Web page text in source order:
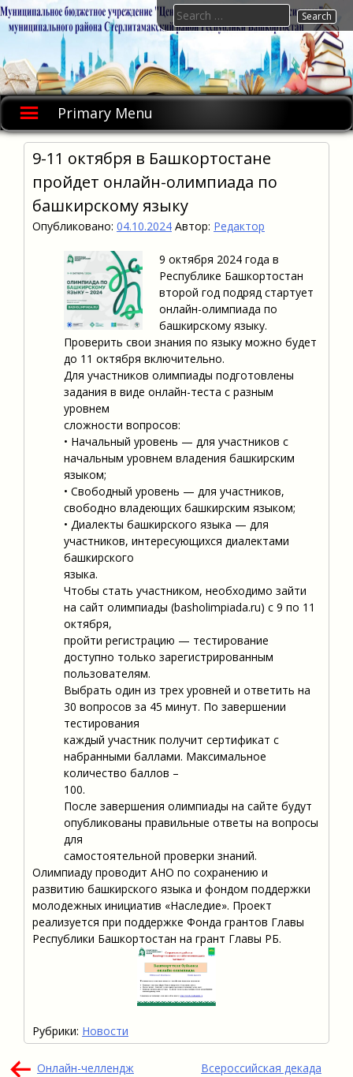
Skip
to
Primary Menu
Search
for:
9-11 октября в Башкортостане
пройдет онлайн-олимпиада по
башкирскому языку
Опубликовано: 04.10.2024 Автор: Редактор
9 октября 2024 года в
Республике Башкортостан
второй год подряд стартует
онлайн-олимпиада по
башкирскому языку.
Проверить свои знания по языку можно будет
до 11 октября включительно.
Для участников олимпиады подготовлены
задания в виде онлайн-теста с разным
уровнем
сложности вопросов:
• Начальный уровень — для участников с
начальным уровнем владения башкирским
языком;
• Свободный уровень — для участников,
свободно владеющих башкирским языком;
• Диалекты башкирского языка — для
участников, интересующихся диалектами
башкирского
языка.
Чтобы стать участником, необходимо зайти
на сайт олимпиады (basholimpiada.ru) с 9 по 11
октября,
пройти регистрацию — тестирование
доступно только зарегистрированным
пользователям.
Выбрать один из трех уровней и ответить на
30 вопросов за 45 минут. По завершении
тестирования
каждый участник получит сертификат с
набранными баллами. Максимальное
количество баллов –
100.
После завершения олимпиады на сайте будут
опубликованы правильные ответы на вопросы
для
самостоятельной проверки знаний.
Олимпиаду проводит АНО по сохранению и
развитию башкирского языка и фондом поддержки
молодежных инициатив «Наследие». Проект
реализуется при поддержке Фонда грантов Главы
Республики Башкортостан на грант Главы РБ.
Рубрики: Новости
Навигация
Онлайн-челлендж
Всероссийская декада